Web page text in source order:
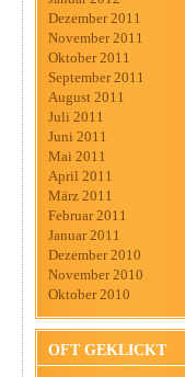
Dezember 2011
November 2011
Oktober 2011
September 2011
August 2011
Juli 2011
Juni 2011
Mai 2011
April 2011
März 2011
Februar 2011
Januar 2011
Dezember 2010
November 2010
Oktober 2010
OFT GEKLICKT